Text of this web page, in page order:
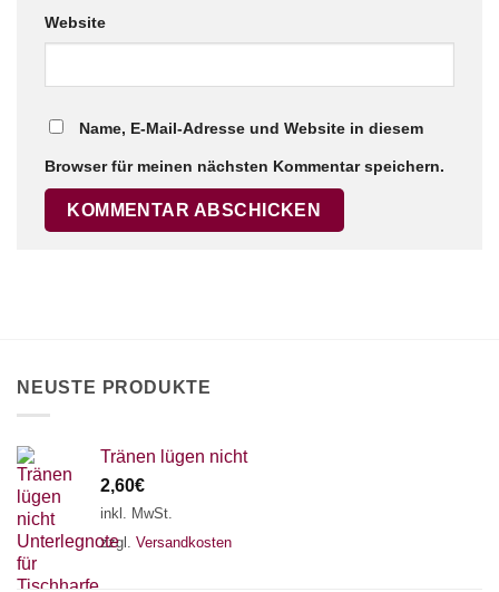
Website
Name, E-Mail-Adresse und Website in diesem
Browser für meinen nächsten Kommentar speichern.
NEUSTE PRODUKTE
Tränen lügen nicht
2,60€
inkl. MwSt.
zzgl. Versandkosten